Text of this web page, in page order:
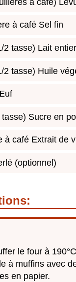
à café Sel fin
2 tasse) Lait entier
2 tasse) Huile
Sucre en
à café Extrait de
(optionnel)
le four à
à muffins avec
en papier.